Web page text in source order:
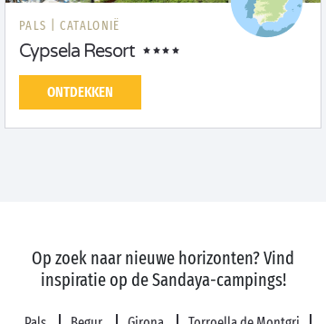
PALS | CATALONIË
Cypsela Resort
ONTDEKKEN
Op zoek naar nieuwe horizonten? Vind
inspiratie op de Sandaya-campings!